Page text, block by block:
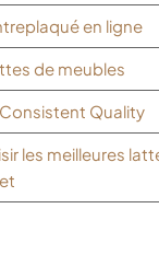
en ligne
de meubles
Quality
les meilleures